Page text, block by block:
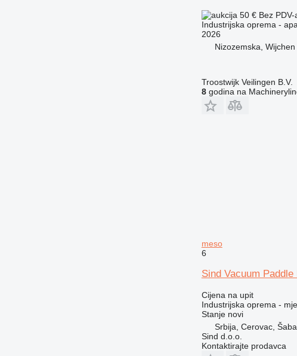
50 € Bez PDV-
Industrijska oprema -
2026
Nizozemska, Wijchen
Troostwijk Veilingen B.V.
8godina na
meso
6
Sind Vacuum
Cijena na upit
Industrijska oprema -
Stanjenovi
Srbija, Cerovac,
Sind d.o.o.
Kontaktirajte prodavca